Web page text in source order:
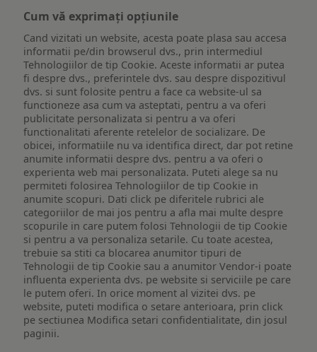
Cum vă exprimați opțiunile
Cand vizitati un website, acesta poate plasa sau accesa
informatii pe/din browserul dvs., prin intermediul
Tehnologiilor de tip Cookie. Aceste informatii ar putea
fi despre dvs., preferintele dvs. sau despre dispozitivul
dvs. si sunt folosite pentru a face ca website-ul sa
functioneze asa cum va asteptati, pentru a va oferi
publicitate personalizata si pentru a va oferi
functionalitati aferente retelelor de socializare. De
obicei, informatiile nu va identifica direct, dar pot retine
anumite informatii despre dvs. pentru a va oferi o
experienta web mai personalizata. Puteti alege sa nu
permiteti folosirea Tehnologiilor de tip Cookie in
anumite scopuri. Dati click pe diferitele rubrici ale
categoriilor de mai jos pentru a afla mai multe despre
scopurile in care putem folosi Tehnologii de tip Cookie
si pentru a va personaliza setarile. Cu toate acestea,
trebuie sa stiti ca blocarea anumitor tipuri de
Tehnologii de tip Cookie sau a anumitor Vendor-i poate
influenta experienta dvs. pe website si serviciile pe care
le putem oferi. In orice moment al vizitei dvs. pe
website, puteti modifica o setare anterioara, prin click
pe sectiunea Modifica setari confidentialitate, din josul
paginii.